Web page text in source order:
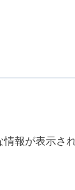
報が表示さ